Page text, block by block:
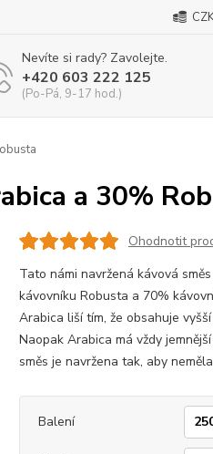
Nevíte si rady? Zavolejte.
+420 603 222 125
(Po-Pá, 9-17 hod.)
a 30%
Ohodnotit
Tato námi navržená kávová
kávovníku Robusta a 70%
Arabica liší tím, že obsahuje
Naopak Arabica má vždy
směs je navržena tak, aby
Balení